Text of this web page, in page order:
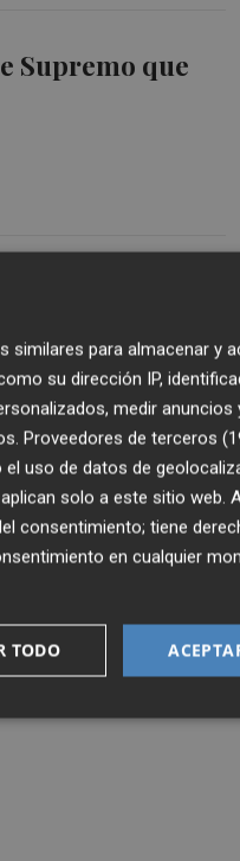
Supremo que
de los
de un
para almacenar y
su dirección IP,
medir anuncios
Proveedores de terceros
uso de datos de
solo a este sitio web.
consentimiento; tiene
en cualquier
TODO